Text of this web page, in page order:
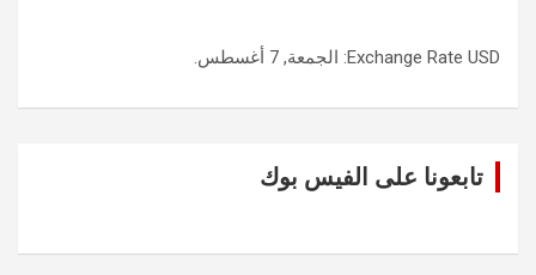
Exchange Rate USD : الجمعة, 7 أغسطس.
تابعونا على الفيس بوك